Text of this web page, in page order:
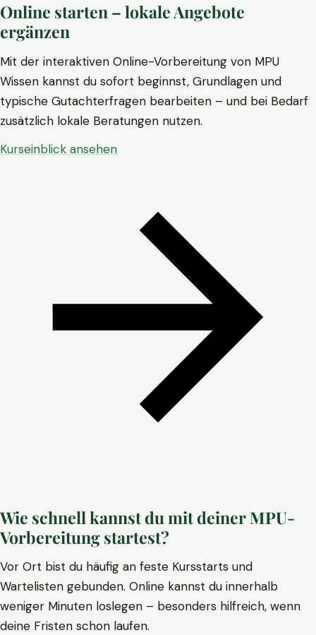
Online starten – lokale Angebote
ergänzen
Mit der interaktiven Online-Vorbereitung von MPU
Wissen kannst du sofort beginnst, Grundlagen und
typische Gutachterfragen bearbeiten – und bei Bedarf
zusätzlich lokale Beratungen nutzen.
Kurseinblick ansehen
Wie schnell kannst du mit deiner MPU-
Vorbereitung startest?
Vor Ort bist du häufig an feste Kursstarts und
Wartelisten gebunden. Online kannst du innerhalb
weniger Minuten loslegen – besonders hilfreich, wenn
deine Fristen schon laufen.